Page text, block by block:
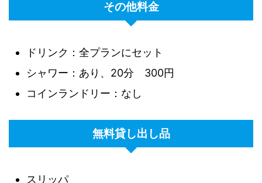
その他料金
ドリンク：全プランにセット
シャワー：あり、20分 300円
コインランドリー：なし
無料貸し出し品
スリッパ